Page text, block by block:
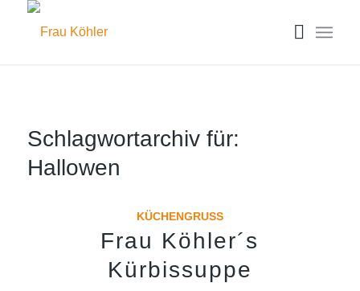
Schlagwortarchiv für:
Hallowen
KÜCHENGRUSS
Frau Köhler´s
Kürbissuppe